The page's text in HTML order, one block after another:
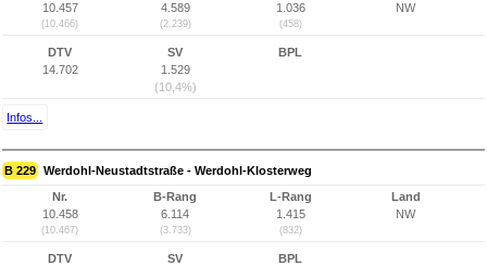
10.457
(10.466)
4.589
(2.239)
1.036
(458)
NW
DTV
14.702
SV
1.529
(10,4%)
BPL
Infos...
B 229 Werdohl-Neustadtstraße - Werdohl-Klosterweg
Nr.
10.458
(10.467)
B-Rang
6.114
(3.733)
L-Rang
1.415
(832)
Land
NW
DTV
SV
BPL